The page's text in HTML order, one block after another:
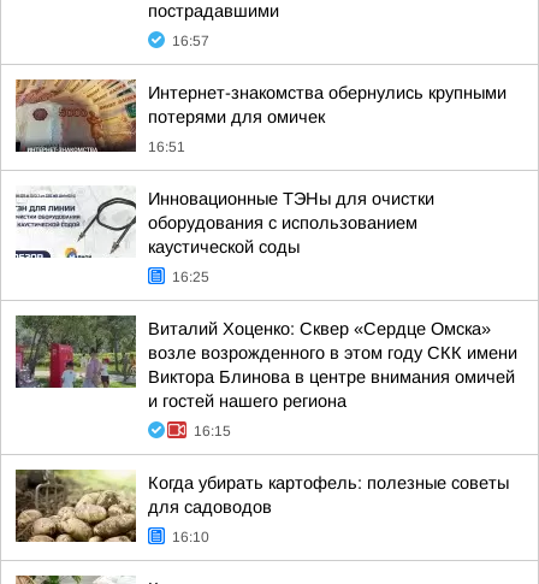
пострадавшими
16:57
Интернет-знакомства обернулись крупными
потерями для омичек
16:51
Инновационные ТЭНы для очистки
оборудования с использованием
каустической соды
16:25
Виталий Хоценко: Сквер «Сердце Омска»
возле возрожденного в этом году СКК имени
Виктора Блинова в центре внимания омичей
и гостей нашего региона
16:15
Когда убирать картофель: полезные советы
для садоводов
16:10